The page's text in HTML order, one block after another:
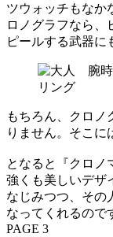
ツウォッチもなか
ロノグラフなら、
ピールする武器に
もちろん、クロノ
りません。そこに
となると『クロノ
強くも美しいデザ
なじみつつ、その
なってくれるので
PAGE 3